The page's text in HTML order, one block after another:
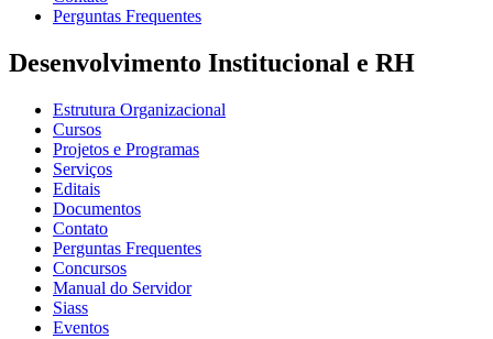
Perguntas Frequentes
Desenvolvimento Institucional e RH
Estrutura Organizacional
Cursos
Projetos e Programas
Serviços
Editais
Documentos
Contato
Perguntas Frequentes
Concursos
Manual do Servidor
Siass
Eventos